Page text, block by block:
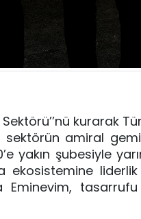
kurarak
amiral
yakın şubesiyle
ekosistemine
Eminevim,